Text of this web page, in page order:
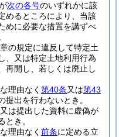
次の各号のいずれかに該
めるところにより、当該
めに必要な措置を講ずべ
の規定に違反して特定土
、又は特定土地利用行為
再開し、若しくは廃止し
理由なく 第40条又は第43
出を行わないとき。
は提出した資料に虚偽が
とき。
理由なく 前条に定める立